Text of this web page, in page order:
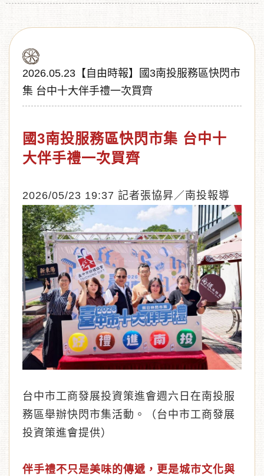
2026.05.23【自由時報】國3南投服務區快閃市
集 台中十大伴手禮一次買齊
國3南投服務區快閃市集 台中十
大伴手禮一次買齊
2026/05/23 19:37 記者張協昇／南投報導
台中市工商發展投資策進會週六日在南投服
務區舉辦快閃市集活動。（台中市工商發展
投資策進會提供）
伴手禮不只是美味的傳遞，更是城市文化與